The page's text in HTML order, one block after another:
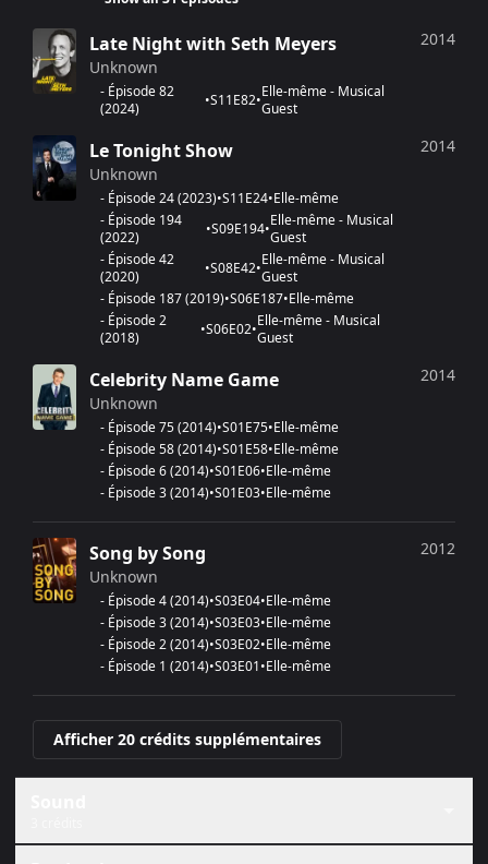
Late Night with Seth Meyers
Unknown
- Épisode 82
(2024) •S11E82•Elle-même - Musical
Guest
2014
Le Tonight Show
Unknown
- Épisode 24(2023)•S11E24•Elle-même
- Épisode 194
(2022) •S09E194•Elle-même - Musical
Guest
- Épisode 42
(2020) •S08E42•Elle-même - Musical
Guest
- Épisode 187(2019)•S06E187•Elle-même
- Épisode 2
(2018) •S06E02•Elle-même - Musical
Guest
2014
Celebrity Name Game
Unknown
- Épisode 75(2014)•S01E75•Elle-même
- Épisode 58(2014)•S01E58•Elle-même
- Épisode 6(2014)•S01E06•Elle-même
- Épisode 3(2014)•S01E03•Elle-même
2014
Song by Song
Unknown
- Épisode 4(2014)•S03E04•Elle-même
- Épisode 3(2014)•S03E03•Elle-même
- Épisode 2(2014)•S03E02•Elle-même
- Épisode 1 (2014)•S03E01•Elle-même
2012
Afficher 20 crédits supplémentaires